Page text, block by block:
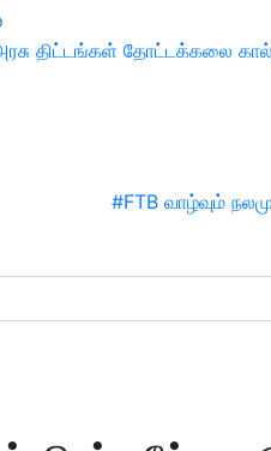
திட்டங்கள் தோட்டக்கலை
#FTB வாழ்வும்